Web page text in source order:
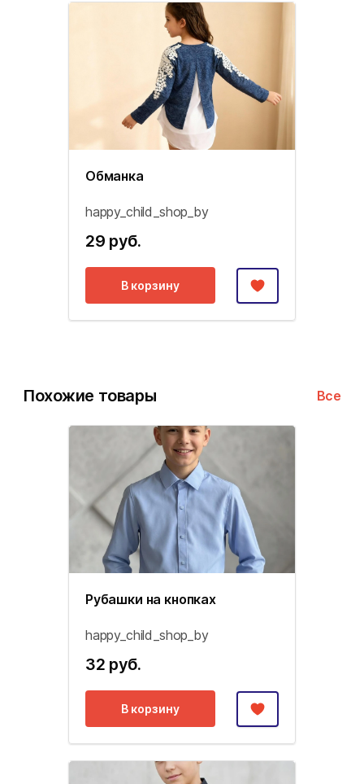
Обманка
happy_child_shop_by
29 руб.
В корзину
Похожие товары Все
Рубашки на кнопках
happy_child_shop_by
32 руб.
В корзину